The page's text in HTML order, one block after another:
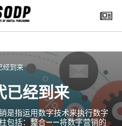
经到来
已经到来
是指运用数字技术来执行数字
包括：整合——将数字营销的